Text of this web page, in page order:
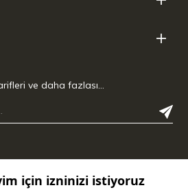
ve daha fazlası…